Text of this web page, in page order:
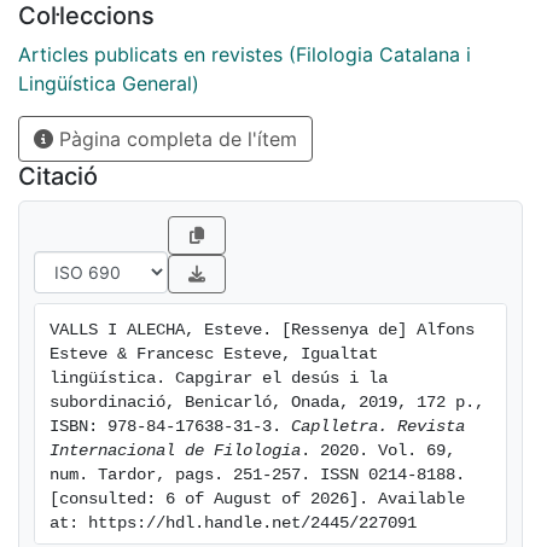
Col·leccions
Articles publicats en revistes (Filologia Catalana i
Lingüística General)
Pàgina completa de l'ítem
Citació
VALLS I ALECHA, Esteve. [Ressenya de] Alfons
Esteve & Francesc Esteve, Igualtat
lingüística. Capgirar el desús i la
subordinació, Benicarló, Onada, 2019, 172 p.,
ISBN: 978-84-17638-31-3. Caplletra. Revista
Internacional de Filologia . 2020. Vol. 69,
num. Tardor, pags. 251-257. ISSN 0214-8188.
[consulted: 6 of August of 2026]. Available
at: https://hdl.handle.net/2445/227091